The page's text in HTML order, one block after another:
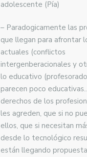
adolescente (Pía)
– Paradogicamente las
que llegan para afrontar
actuales (conflictos
intergenberacionales y
lo educativo
parecen poco
derechos de los
les agreden, que si no
ellos, que si necesitan
desde lo tecnológico
están llegando